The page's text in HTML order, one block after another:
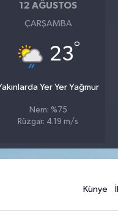
12 AĞUSTOS
ÇARŞAMBA
23°
Yer Yer Yağmur
Nem: %75
Rüzgar: 4.19 m/s
Künye